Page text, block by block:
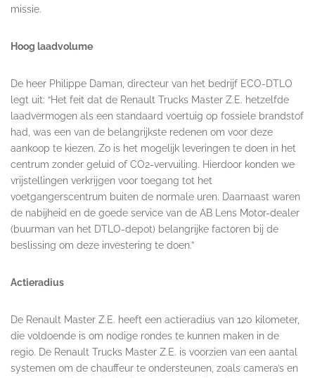
missie.
Hoog laadvolume
De heer Philippe Daman, directeur van het bedrijf ECO-DTLO
legt uit: “Het feit dat de Renault Trucks Master Z.E. hetzelfde
laadvermogen als een standaard voertuig op fossiele brandstof
had, was een van de belangrijkste redenen om voor deze
aankoop te kiezen. Zo is het mogelijk leveringen te doen in het
centrum zonder geluid of CO2-vervuiling. Hierdoor konden we
vrijstellingen verkrijgen voor toegang tot het
voetgangerscentrum buiten de normale uren. Daarnaast waren
de nabijheid en de goede service van de AB Lens Motor-dealer
(buurman van het DTLO-depot) belangrijke factoren bij de
beslissing om deze investering te doen.”
Actieradius
De Renault Master Z.E. heeft een actieradius van 120 kilometer,
die voldoende is om nodige rondes te kunnen maken in de
regio. De Renault Trucks Master Z.E. is voorzien van een aantal
systemen om de chauffeur te ondersteunen, zoals camera’s en